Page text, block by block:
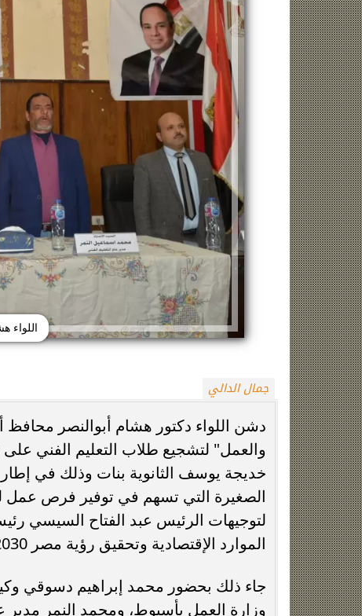
اللواء
جمال الدالي
دشن اللواء دكتور هشام أبوالنصر
والعمل" لتشجيع طلاب التعليم الفني
خديجة يوسف الثانوية بنات وذلك في
الصغيرة التي تسهم في توفير فرص عمل
لتوجيهات الرئيس عبد الفتاح السيسي
الموارد الإقتصادية وتحقيق رؤية مصر 2030.
جاء ذلك بحضور محمد إبراهيم دسوقي
وزارة العمل بأسيوط، ومحمد النمر مدير
الزمالك يعلن رسميًا جهاز معتمد جمال قبل
انطلاق موسم 2026-2027
فيلم مطلوب
وياسمين صبري